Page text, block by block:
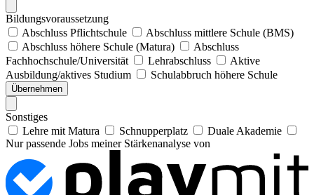
Bildungsvoraussetzung
Abschluss Pflichtschule
Abschluss mittlere Schule (BMS)
Abschluss höhere Schule (Matura)
Abschluss
Fachhochschule/Universität
Lehrabschluss
Aktive
Ausbildung/aktives Studium
Schulabbruch höhere Schule
Übernehmen
Sonstiges
Lehre mit Matura
Schnupperplatz
Duale Akademie
Nur passende Jobs meiner Stärkenanalyse von